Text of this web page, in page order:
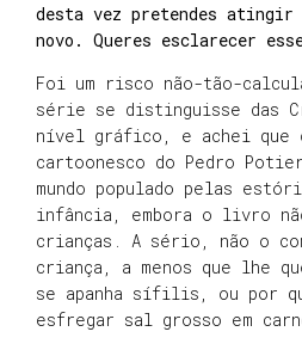
desta vez pretendes atingir
novo. Queres esclarecer
Foi um risco não-tão-
série se distinguisse das
nível gráfico, e achei que
cartoonesco do Pedro
mundo populado pelas
infância, embora o livro
crianças. A sério, não o
criança, a menos que lhe
se apanha sífilis, ou por
esfregar sal grosso em